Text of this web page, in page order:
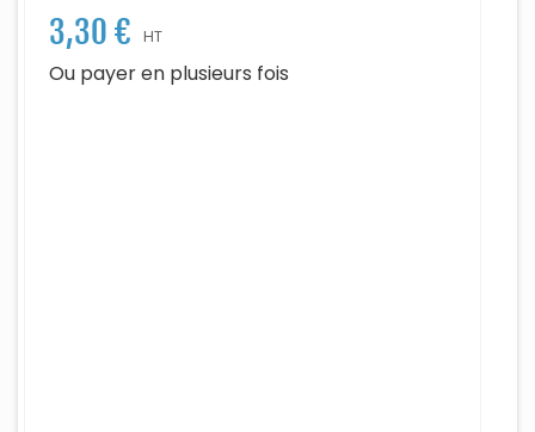
3,30 € HT
Ou payer en plusieurs fois